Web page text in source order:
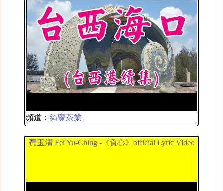
頻道： 綺豐茶業
費玉清 Fei Yu-Ching -《負心》official Lyric Video